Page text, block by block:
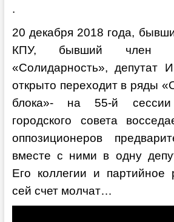
.
20 декабря 2018 года,
КПУ, бывший член
«Солидарность», депутат
открыто переходит в ряды
блока»- на 55-й сессии
городского совета
оппозиционеров
вместе с ними в одну
Его коллегии и партийное
сей счет молчат…